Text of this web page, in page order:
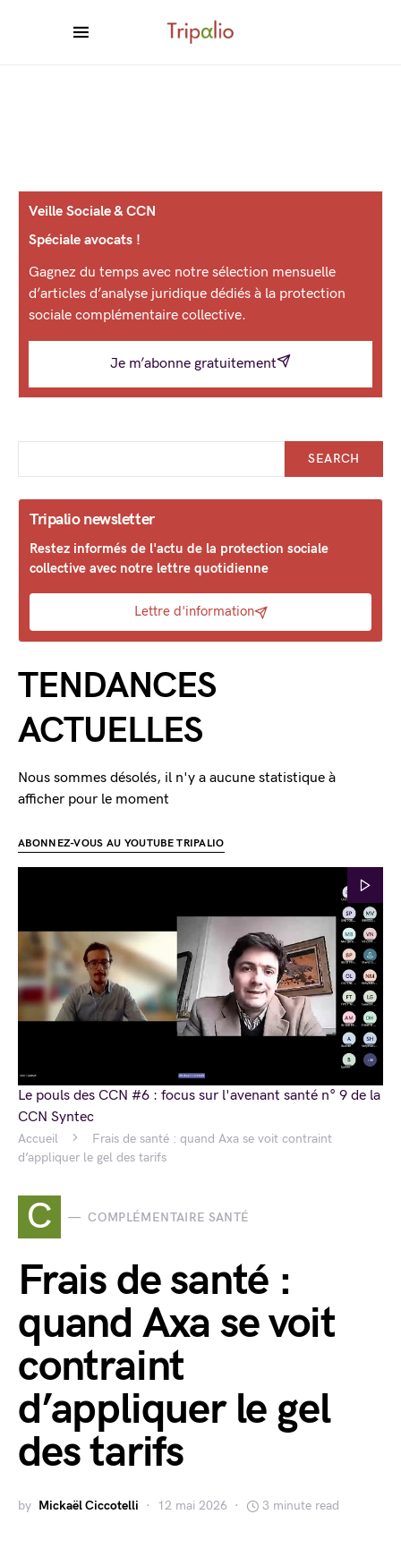
Accueil
Frais de santé : quand Axa se voit contraint
d’appliquer le gel des tarifs
C COMPLÉMENTAIRE SANTÉ
Frais de santé :
quand Axa se voit
contraint
d’appliquer le gel
des tarifs
by Mickaël Ciccotelli 12 mai 2026 3 minute read
Veille Sociale & CCN
Spéciale avocats !
Gagnez du temps avec notre sélection mensuelle
d’articles d’analyse juridique dédiés à la protection
sociale complémentaire collective.
Je m’abonne gratuitement
SEARCH
Tripalio newsletter
Restez informés de l'actu de la protection sociale
collective avec notre lettre quotidienne
Lettre d'information
TENDANCES
ACTUELLES
Nous sommes désolés, il n'y a aucune statistique à
afficher pour le moment
ABONNEZ-VOUS AU YOUTUBE TRIPALIO
Le pouls des CCN #6 : focus sur l'avenant santé n° 9 de la
CCN Syntec